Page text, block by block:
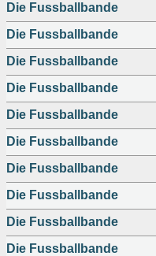
Die Fussballbande
Die Fussballbande
Die Fussballbande
Die Fussballbande
Die Fussballbande
Die Fussballbande
Die Fussballbande
Die Fussballbande
Die Fussballbande
Die Fussballbande